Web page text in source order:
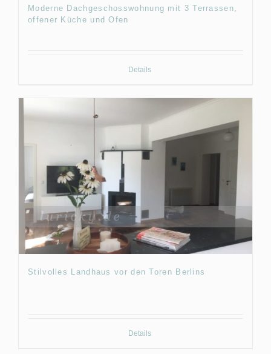
Moderne Dachgeschosswohnung mit 3 Terrassen,
offener Küche und Ofen
Details
Stilvolles Landhaus vor den Toren Berlins
Details